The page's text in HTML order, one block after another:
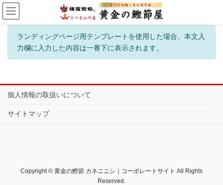
ランディングページ用テンプレートを使用した場合、本文入
力欄に入力した内容は一番下に表示されます。
個人情報の取扱いについて
サイトマップ
Copyright © 黄金の鰹節 カネニニシ｜コーポレートサイト All Rights
Reserved.